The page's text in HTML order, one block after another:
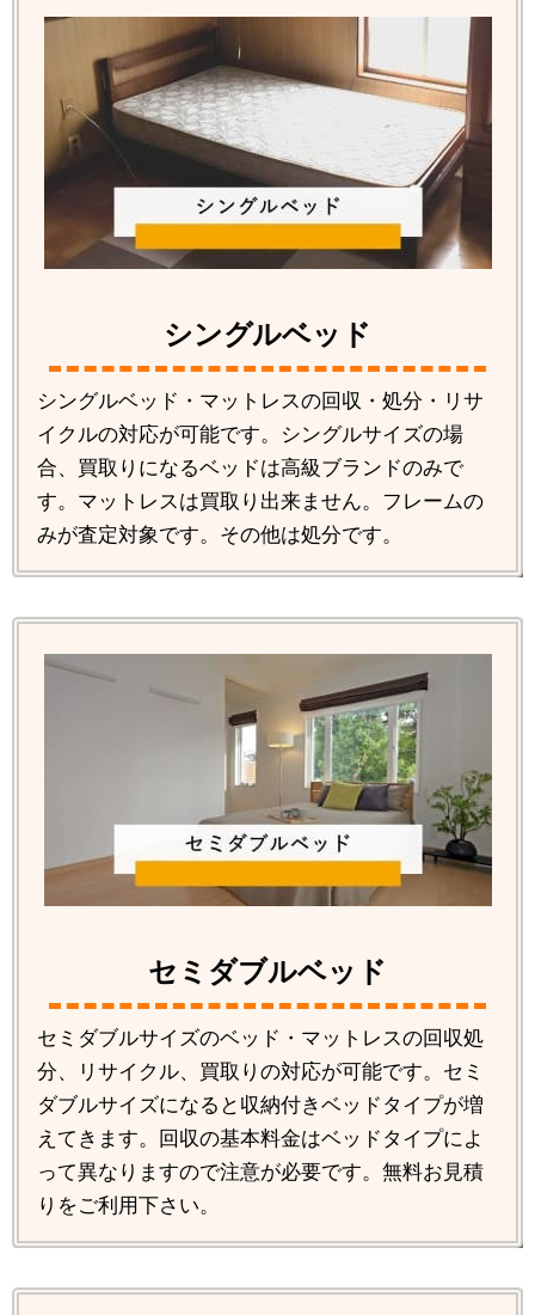
シングルベッド
シングルベッド・マットレスの回収・処分・リサ
イクルの対応が可能です。シングルサイズの場
合、買取りになるベッドは高級ブランドのみで
す。マットレスは買取り出来ません。フレームの
みが査定対象です。その他は処分です。
セミダブルベッド
セミダブルサイズのベッド・マットレスの回収処
分、リサイクル、買取りの対応が可能です。セミ
ダブルサイズになると収納付きベッドタイプが増
えてきます。回収の基本料金はベッドタイプによ
って異なりますので注意が必要です。無料お見積
りをご利用下さい。